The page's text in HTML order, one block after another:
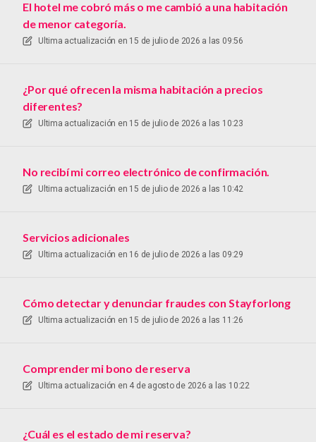
El hotel me cobró más o me cambió a una habitación
de menor categoría.
Ultima actualización en 15 de julio de 2026 a las 09:56
¿Por qué ofrecen la misma habitación a precios
diferentes?
Ultima actualización en 15 de julio de 2026 a las 10:23
No recibí mi correo electrónico de confirmación.
Ultima actualización en 15 de julio de 2026 a las 10:42
Servicios adicionales
Ultima actualización en 16 de julio de 2026 a las 09:29
Cómo detectar y denunciar fraudes con Stayforlong
Ultima actualización en 15 de julio de 2026 a las 11:26
Comprender mi bono de reserva
Ultima actualización en 4 de agosto de 2026 a las 10:22
¿Cuál es el estado de mi reserva?